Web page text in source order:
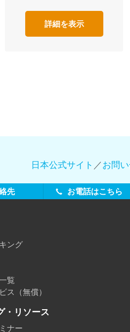
詳細を表示
日本公式サイト ／お問
先 お電話はこちら
ング
覧
ス（無償）
・リソース
ナー